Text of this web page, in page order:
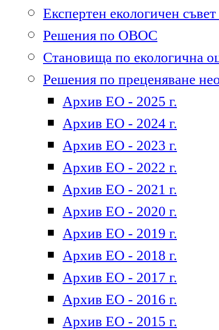
Експертен екологичен
Решения по ОВОС
Становища по екологична
Решения по преценяване
Архив ЕО - 2025 г.
Архив ЕО - 2024 г.
Архив ЕО - 2023 г.
Архив ЕО - 2022 г.
Архив ЕО - 2021 г.
Архив ЕО - 2020 г.
Архив ЕО - 2019 г.
Архив ЕО - 2018 г.
Архив ЕО - 2017 г.
Архив ЕО - 2016 г.
Архив ЕО - 2015 г.